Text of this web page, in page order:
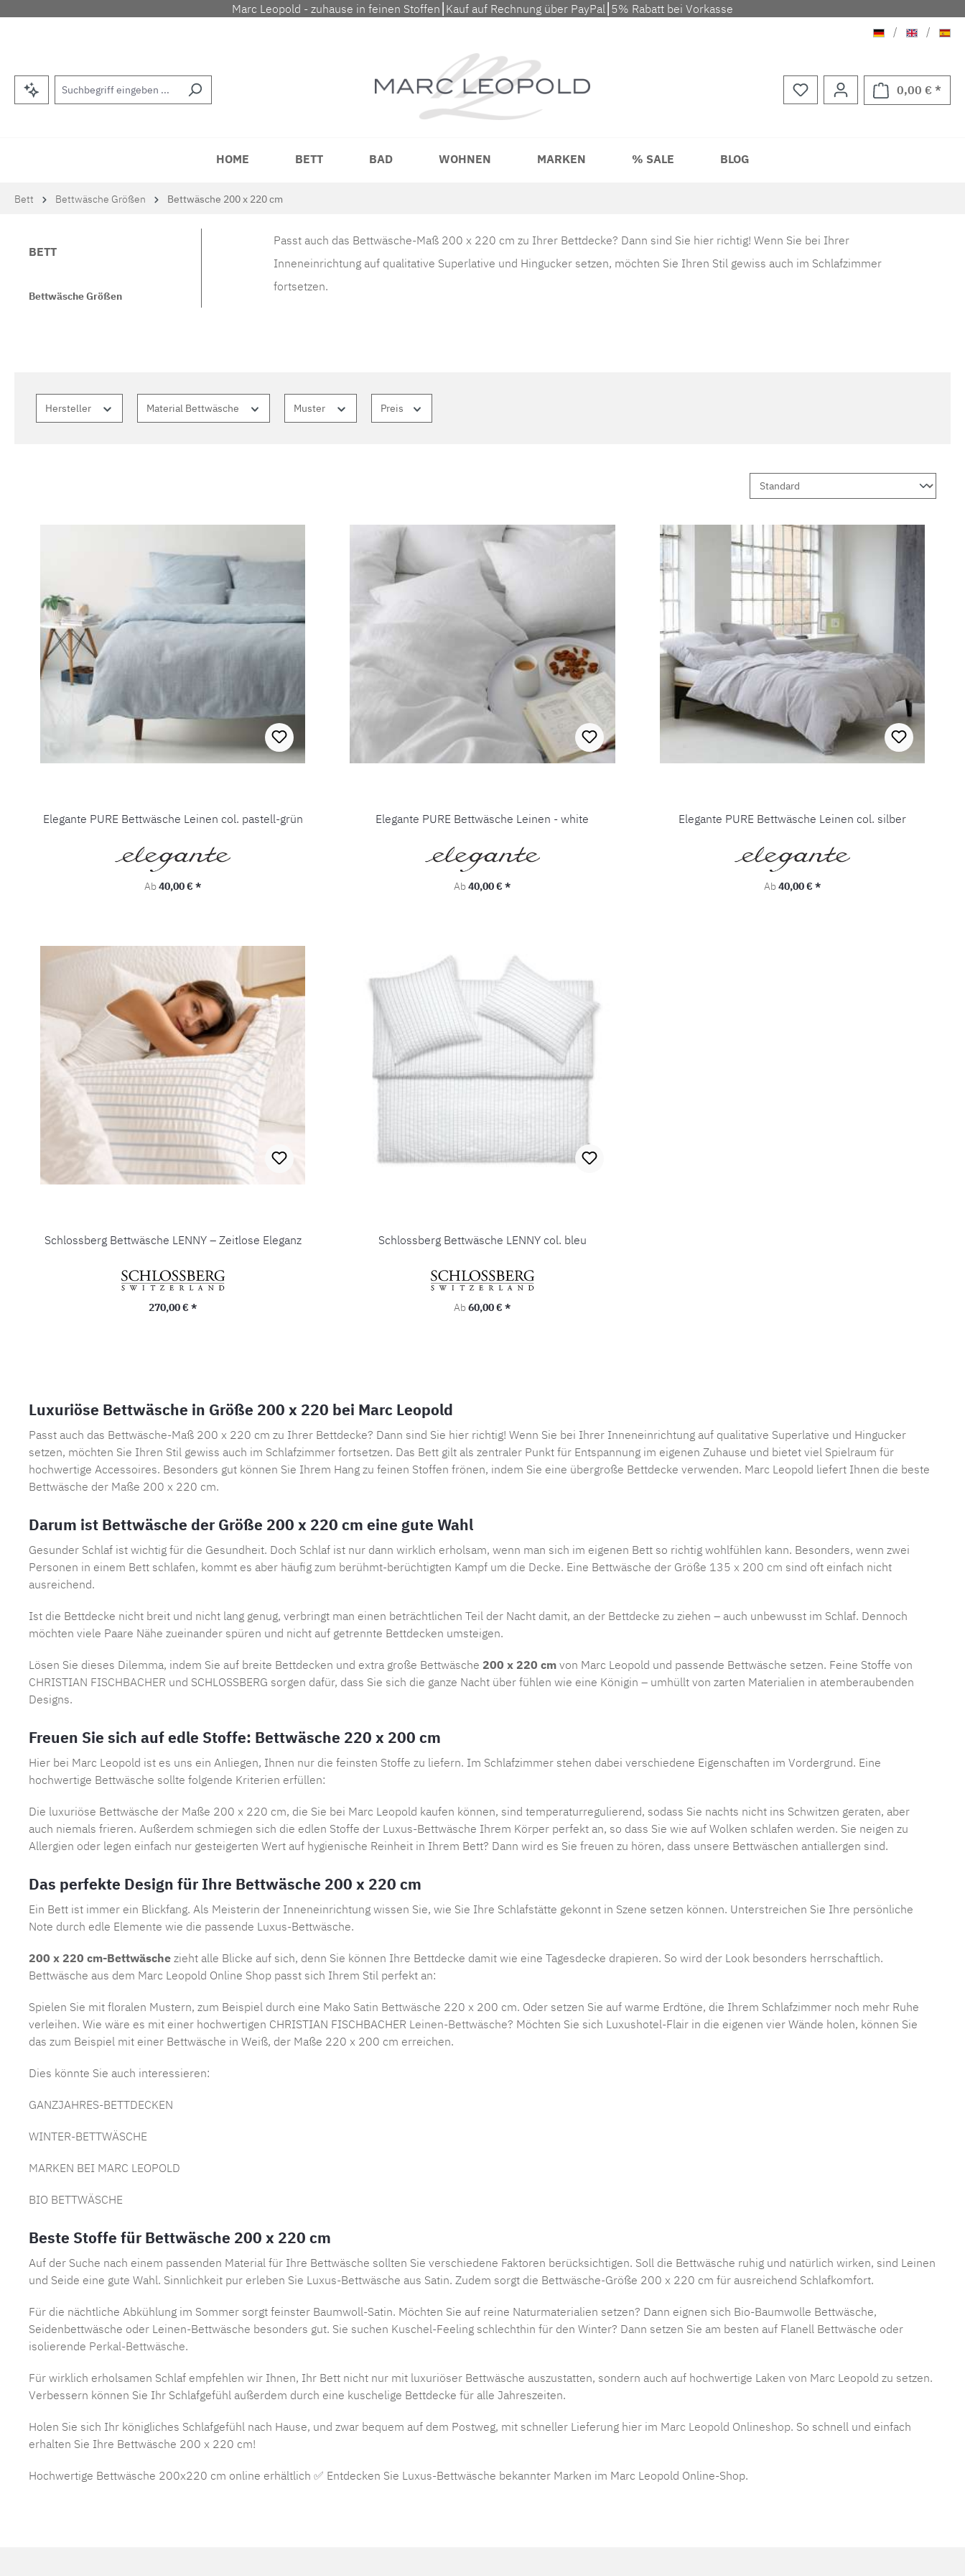
Hauptinhalt springen
Zur Suche springen
Zur Hauptnavigation springen
Marc Leopold - zuhause in feinen Stoffen⎮Kauf auf Rechnung über PayPal⎮5% Rabatt bei Vorkasse
Deutsch
/ Englisch
/
0,00 € *
HOME BETT BAD WOHNEN MARKEN % SALE BLOG
Bett Bettwäsche Größen Bettwäsche 200 x 220 cm
BETT
Bettwäsche Größen
Passt auch das Bettwäsche-Maß 200 x 220 cm zu Ihrer Bettdecke? Dann sind Sie hier richtig! Wenn Sie bei Ihrer
Inneneinrichtung auf qualitative Superlative und Hingucker setzen, möchten Sie Ihren Stil gewiss auch im Schlafzimmer
fortsetzen.
Hersteller Material Bettwäsche Muster Preis
Elegante PURE Bettwäsche Leinen col. pastell-grün
Regulärer Preis:
Ab40,00 € *
Elegante PURE Bettwäsche Leinen - white
Regulärer Preis:
Ab40,00 € *
Elegante PURE Bettwäsche Leinen col. silber
Regulärer Preis:
Ab40,00 € *
Schlossberg Bettwäsche LENNY – Zeitlose Eleganz
Regulärer Preis:
270,00 € *
Schlossberg Bettwäsche LENNY col. bleu
Regulärer Preis:
Ab60,00 € *
Luxuriöse Bettwäsche in Größe 200 x 220 bei Marc Leopold
Passt auch das Bettwäsche-Maß 200 x 220 cm zu Ihrer Bettdecke? Dann sind Sie hier richtig! Wenn Sie bei Ihrer Inneneinrichtung auf qualitative Superlative und Hingucker
setzen, möchten Sie Ihren Stil gewiss auch im Schlafzimmer fortsetzen. Das Bett gilt als zentraler Punkt für Entspannung im eigenen Zuhause und bietet viel Spielraum für
hochwertige Accessoires. Besonders gut können Sie Ihrem Hang zu feinen Stoffen frönen, indem Sie eine übergroße Bettdecke verwenden. Marc Leopold liefert Ihnen die beste
Bettwäsche der Maße 200 x 220 cm.
Darum ist Bettwäsche der Größe 200 x 220 cm eine gute Wahl
Gesunder Schlaf ist wichtig für die Gesundheit. Doch Schlaf ist nur dann wirklich erholsam, wenn man sich im eigenen Bett so richtig wohlfühlen kann. Besonders, wenn zwei
Personen in einem Bett schlafen, kommt es aber häufig zum berühmt-berüchtigten Kampf um die Decke. Eine Bettwäsche der Größe 135 x 200 cm sind oft einfach nicht
ausreichend.
Ist die Bettdecke nicht breit und nicht lang genug, verbringt man einen beträchtlichen Teil der Nacht damit, an der Bettdecke zu ziehen – auch unbewusst im Schlaf. Dennoch
möchten viele Paare Nähe zueinander spüren und nicht auf getrennte Bettdecken umsteigen.
Lösen Sie dieses Dilemma, indem Sie auf breite Bettdecken und extra große Bettwäsche 200 x 220 cm von Marc Leopold und passende Bettwäsche setzen. Feine Stoffe von
CHRISTIAN FISCHBACHER und SCHLOSSBERG sorgen dafür, dass Sie sich die ganze Nacht über fühlen wie eine Königin – umhüllt von zarten Materialien in atemberaubenden
Designs.
Freuen Sie sich auf edle Stoffe: Bettwäsche 220 x 200 cm
Hier bei Marc Leopold ist es uns ein Anliegen, Ihnen nur die feinsten Stoffe zu liefern. Im Schlafzimmer stehen dabei verschiedene Eigenschaften im Vordergrund. Eine
hochwertige Bettwäsche sollte folgende Kriterien erfüllen:
Die luxuriöse Bettwäsche der Maße 200 x 220 cm, die Sie bei Marc Leopold kaufen können, sind temperaturregulierend, sodass Sie nachts nicht ins Schwitzen geraten, aber
auch niemals frieren. Außerdem schmiegen sich die edlen Stoffe der Luxus-Bettwäsche Ihrem Körper perfekt an, so dass Sie wie auf Wolken schlafen werden. Sie neigen zu
Allergien oder legen einfach nur gesteigerten Wert auf hygienische Reinheit in Ihrem Bett? Dann wird es Sie freuen zu hören, dass unsere Bettwäschen antiallergen sind.
Das perfekte Design für Ihre Bettwäsche 200 x 220 cm
Ein Bett ist immer ein Blickfang. Als Meisterin der Inneneinrichtung wissen Sie, wie Sie Ihre Schlafstätte gekonnt in Szene setzen können. Unterstreichen Sie Ihre persönliche
Note durch edle Elemente wie die passende Luxus-Bettwäsche.
200 x 220 cm-Bettwäsche zieht alle Blicke auf sich, denn Sie können Ihre Bettdecke damit wie eine Tagesdecke drapieren. So wird der Look besonders herrschaftlich.
Bettwäsche aus dem Marc Leopold Online Shop passt sich Ihrem Stil perfekt an:
Spielen Sie mit floralen Mustern, zum Beispiel durch eine Mako Satin Bettwäsche 220 x 200 cm. Oder setzen Sie auf warme Erdtöne, die Ihrem Schlafzimmer noch mehr Ruhe
verleihen. Wie wäre es mit einer hochwertigen CHRISTIAN FISCHBACHER Leinen-Bettwäsche? Möchten Sie sich Luxushotel-Flair in die eigenen vier Wände holen, können Sie
das zum Beispiel mit einer Bettwäsche in Weiß, der Maße 220 x 200 cm erreichen.
Dies könnte Sie auch interessieren:
GANZJAHRES-BETTDECKEN
WINTER-BETTWÄSCHE
MARKEN BEI MARC LEOPOLD
BIO BETTWÄSCHE
Beste Stoffe für Bettwäsche 200 x 220 cm
Auf der Suche nach einem passenden Material für Ihre Bettwäsche sollten Sie verschiedene Faktoren berücksichtigen. Soll die Bettwäsche ruhig und natürlich wirken, sind Leinen
und Seide eine gute Wahl. Sinnlichkeit pur erleben Sie Luxus-Bettwäsche aus Satin. Zudem sorgt die Bettwäsche-Größe 200 x 220 cm für ausreichend Schlafkomfort.
Für die nächtliche Abkühlung im Sommer sorgt feinster Baumwoll-Satin. Möchten Sie auf reine Naturmaterialien setzen? Dann eignen sich Bio-Baumwolle Bettwäsche,
Seidenbettwäsche oder Leinen-Bettwäsche besonders gut. Sie suchen Kuschel-Feeling schlechthin für den Winter? Dann setzen Sie am besten auf Flanell Bettwäsche oder
isolierende Perkal-Bettwäsche.
Für wirklich erholsamen Schlaf empfehlen wir Ihnen, Ihr Bett nicht nur mit luxuriöser Bettwäsche auszustatten, sondern auch auf hochwertige Laken von Marc Leopold zu setzen.
Verbessern können Sie Ihr Schlafgefühl außerdem durch eine kuschelige Bettdecke für alle Jahreszeiten.
Holen Sie sich Ihr königliches Schlafgefühl nach Hause, und zwar bequem auf dem Postweg, mit schneller Lieferung hier im Marc Leopold Onlineshop. So schnell und einfach
erhalten Sie Ihre Bettwäsche 200 x 220 cm!
Hochwertige Bettwäsche 200x220 cm online erhältlich ✅ Entdecken Sie Luxus-Bettwäsche bekannter Marken im Marc Leopold Online-Shop.